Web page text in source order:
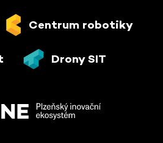
Centrum robotiky
Drony SIT